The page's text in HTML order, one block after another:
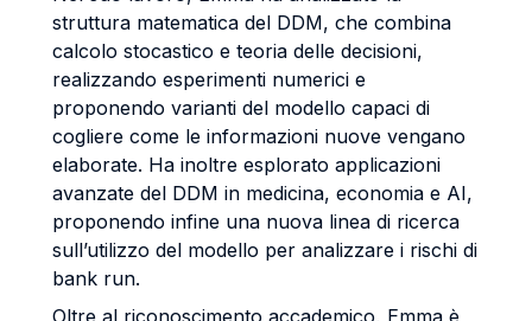
struttura matematica del DDM, che combina
calcolo stocastico e teoria delle decisioni,
realizzando esperimenti numerici e
proponendo varianti del modello capaci di
cogliere come le informazioni nuove vengano
elaborate. Ha inoltre esplorato applicazioni
avanzate del DDM in medicina, economia e AI,
proponendo infine una nuova linea di ricerca
sull’utilizzo del modello per analizzare i rischi di
bank run.
Oltre al riconoscimento accademico, Emma è